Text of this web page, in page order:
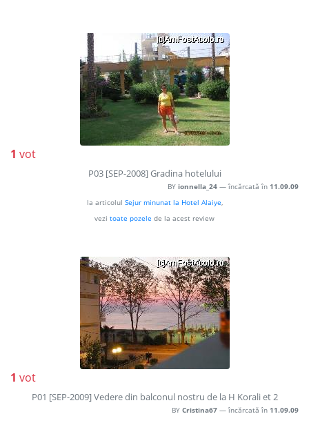
1 vot
P03 [SEP-2008] Gradina hotelului
BY ionnella_24 — încărcată în 11.09.09
la articolul Sejur minunat la Hotel Alaiye,
vezi toate pozele de la acest review
1 vot
P01 [SEP-2009] Vedere din balconul nostru de la H Korali et 2
BY Cristina67 — încărcată în 11.09.09